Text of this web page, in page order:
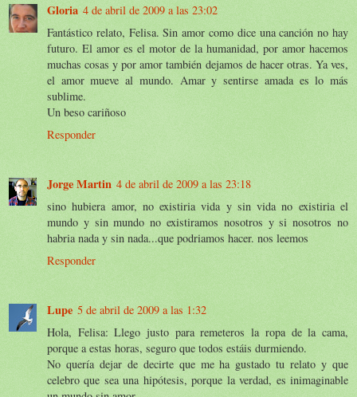
Gloria 4 de abril de 2009 a las 23:02
Fantástico relato, Felisa. Sin amor como dice una canción no hay
futuro. El amor es el motor de la humanidad, por amor hacemos
muchas cosas y por amor también dejamos de hacer otras. Ya ves,
el amor mueve al mundo. Amar y sentirse amada es lo más
sublime.
Un beso cariñoso
Responder
Jorge Martin 4 de abril de 2009 a las 23:18
sino hubiera amor, no existiria vida y sin vida no existiria el
mundo y sin mundo no existiramos nosotros y si nosotros no
habria nada y sin nada...que podriamos hacer. nos leemos
Responder
Lupe 5 de abril de 2009 a las 1:32
Hola, Felisa: Llego justo para remeteros la ropa de la cama,
porque a estas horas, seguro que todos estáis durmiendo.
No quería dejar de decirte que me ha gustado tu relato y que
celebro que sea una hipótesis, porque la verdad, es inimaginable